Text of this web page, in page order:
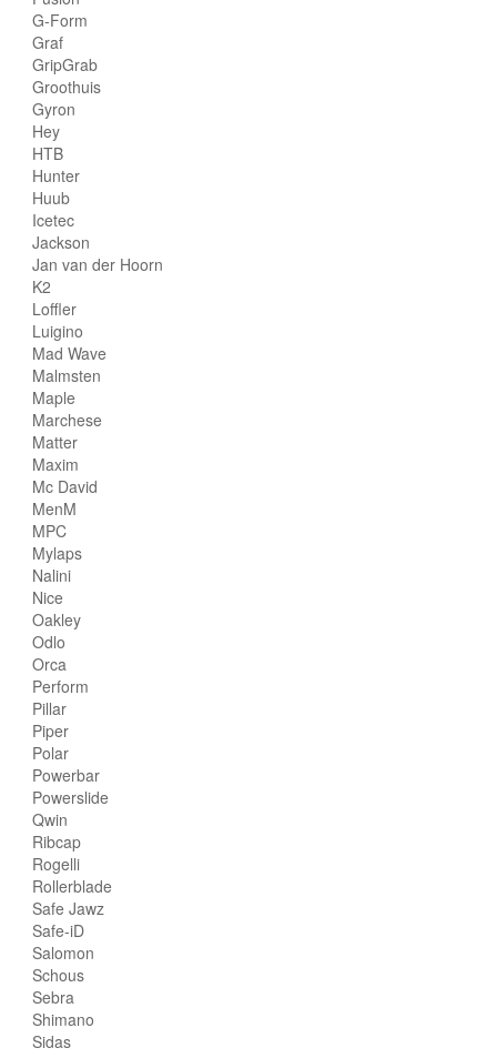
G-Form
Graf
GripGrab
Groothuis
Gyron
Hey
HTB
Hunter
Huub
Icetec
Jackson
Jan van der Hoorn
K2
Loffler
Luigino
Mad Wave
Malmsten
Maple
Marchese
Matter
Maxim
Mc David
MenM
MPC
Mylaps
Nalini
Nice
Oakley
Odlo
Orca
Perform
Pillar
Piper
Polar
Powerbar
Powerslide
Qwin
Ribcap
Rogelli
Rollerblade
Safe Jawz
Safe-iD
Salomon
Schous
Sebra
Shimano
Sidas